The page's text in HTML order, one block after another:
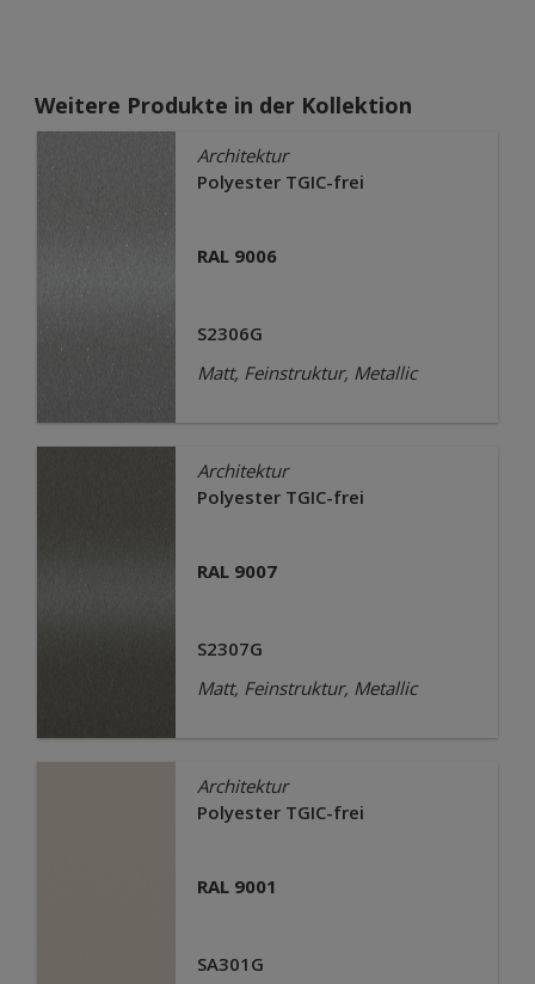
Weitere Produkte in der Kollektion
Architektur
Polyester TGIC-frei
RAL 9006
S2306G
Matt, Feinstruktur, Metallic
Architektur
Polyester TGIC-frei
RAL 9007
S2307G
Matt, Feinstruktur, Metallic
Architektur
Polyester TGIC-frei
RAL 9001
SA301G